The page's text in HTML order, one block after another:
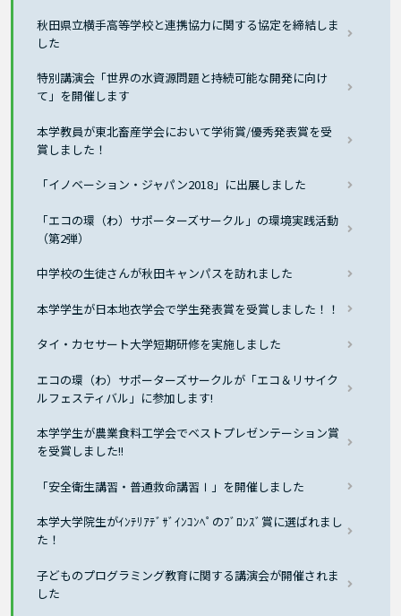
秋田県立横手高等学校と連携協力に関する協定を締結しま
した
特別講演会「世界の水資源問題と持続可能な開発に向け
て」を開催します
本学教員が東北畜産学会において学術賞/優秀発表賞を受
賞しました！
「イノベーション・ジャパン2018」に出展しました
「エコの環（わ）サポーターズサークル」の環境実践活動
（第2弾）
中学校の生徒さんが秋田キャンパスを訪れました
本学学生が日本地衣学会で学生発表賞を受賞しました！！
タイ・カセサート大学短期研修を実施しました
エコの環（わ）サポーターズサークルが「エコ＆リサイク
ルフェスティバル」に参加します!
本学学生が農業食料工学会でベストプレゼンテーション賞
を受賞しました!!
「安全衛生講習・普通救命講習Ⅰ」を開催しました
本学大学院生がｲﾝﾃﾘｱﾃﾞｻﾞｲﾝｺﾝﾍﾟのﾌﾞﾛﾝｽﾞ賞に選ばれまし
た！
子どものプログラミング教育に関する講演会が開催されま
した